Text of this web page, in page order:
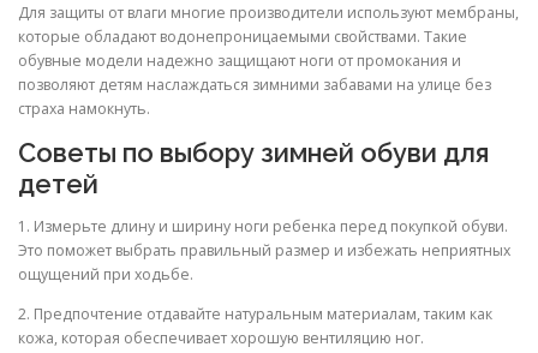
Для защиты от влаги многие производители используют мембраны,
которые обладают водонепроницаемыми свойствами. Такие
обувные модели надежно защищают ноги от промокания и
позволяют детям наслаждаться зимними забавами на улице без
страха намокнуть.
Советы по выбору зимней обуви для
детей
1. Измерьте длину и ширину ноги ребенка перед покупкой обуви.
Это поможет выбрать правильный размер и избежать неприятных
ощущений при ходьбе.
2. Предпочтение отдавайте натуральным материалам, таким как
кожа, которая обеспечивает хорошую вентиляцию ног.